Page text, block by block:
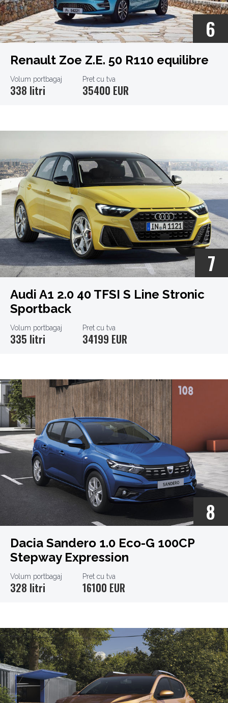
6
Renault Zoe Z.E. 50 R110 equilibre
Volum portbagaj
338 litri
Pret cu tva
35400 EUR
7
Audi A1 2.0 40 TFSI S Line Stronic
Sportback
Volum portbagaj
335 litri
Pret cu tva
34199 EUR
8
Dacia Sandero 1.0 Eco-G 100CP
Stepway Expression
Volum portbagaj
328 litri
Pret cu tva
16100 EUR